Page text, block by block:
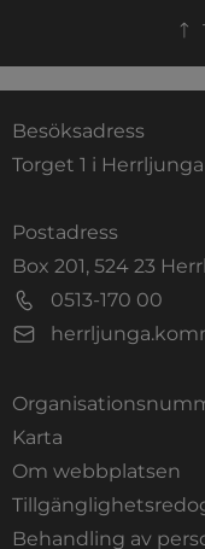
Besöksadress
Torget 1 i Herrljunga
Postadress
Box 201, 524 23
0513-170 00
Karta
Om webbplatsen
Behandling av